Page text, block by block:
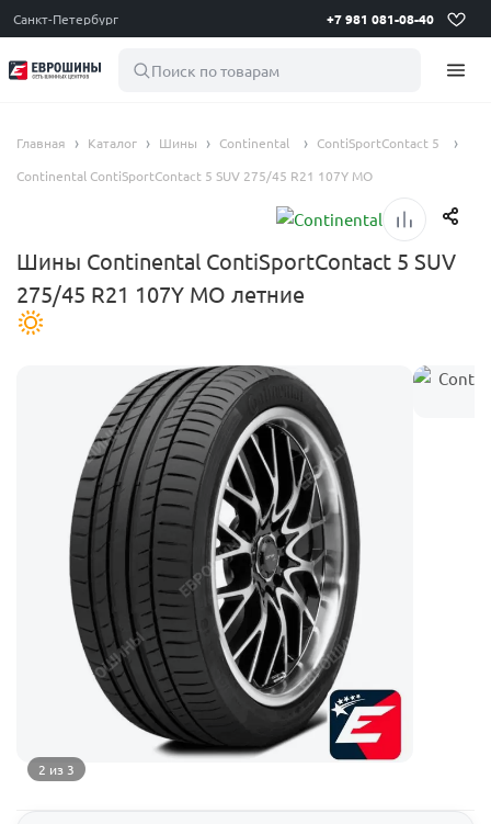
Санкт-Петербург +7 981 081-08-40
Поиск по товарам
Главная Каталог Шины Continental
ContiSportContact 5
Continental ContiSportContact 5 SUV 275/45 R21 107Y MO
Шины Continental ContiSportContact 5 SUV
275/45 R21 107Y MO летние
2 из 3